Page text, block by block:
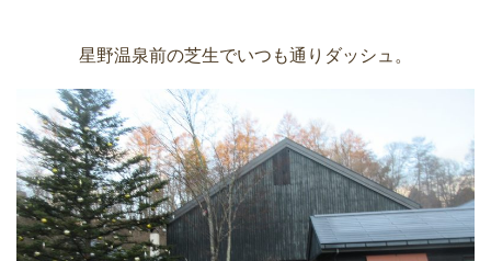
星野温泉前の芝生でいつも通りダッシュ。